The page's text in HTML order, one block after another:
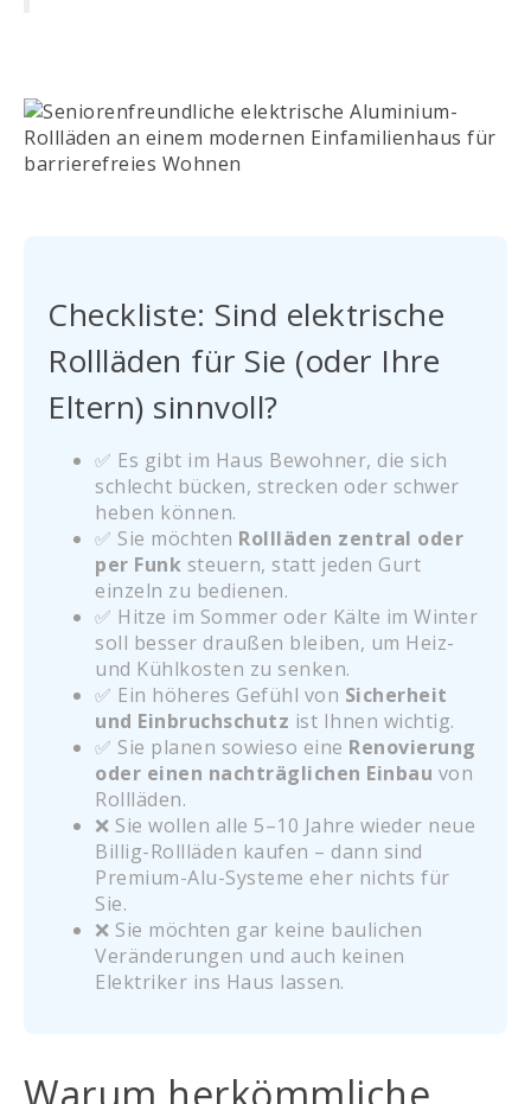
Checkliste: Sind elektrische
Rollläden für Sie (oder Ihre
Eltern) sinnvoll?
✅ Es gibt im Haus Bewohner, die sich
schlecht bücken, strecken oder schwer
heben können.
✅ Sie möchten Rollläden zentral oder
per Funk steuern, statt jeden Gurt
einzeln zu bedienen.
✅ Hitze im Sommer oder Kälte im Winter
soll besser draußen bleiben, um Heiz-
und Kühlkosten zu senken.
✅ Ein höheres Gefühl von Sicherheit
und Einbruchschutz ist Ihnen wichtig.
✅ Sie planen sowieso eine Renovierung
oder einen nachträglichen Einbau von
Rollläden.
❌ Sie wollen alle 5–10 Jahre wieder neue
Billig-Rollläden kaufen – dann sind
Premium-Alu-Systeme eher nichts für
Sie.
❌ Sie möchten gar keine baulichen
Veränderungen und auch keinen
Elektriker ins Haus lassen.